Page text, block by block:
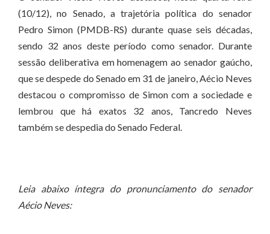
(10/12), no Senado, a trajetória política do senador
Pedro Simon (PMDB-RS) durante quase seis décadas,
sendo 32 anos deste período como senador. Durante
sessão deliberativa em homenagem ao senador gaúcho,
que se despede do Senado em 31 de janeiro, Aécio Neves
destacou o compromisso de Simon com a sociedade e
lembrou que há exatos 32 anos, Tancredo Neves
também se despedia do Senado Federal.
Leia abaixo íntegra do pronunciamento do senador
Aécio Neves: